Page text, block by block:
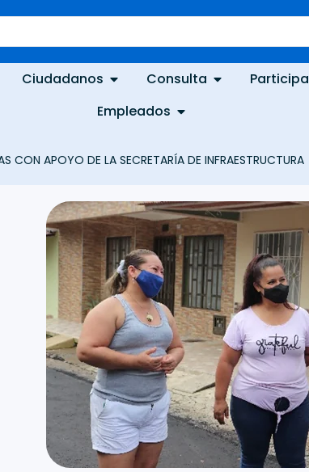
Ciudadanos Consulta Participa
Empleados
CON APOYO DE LA SECRETARÍA DE INFRAESTRUCTURA